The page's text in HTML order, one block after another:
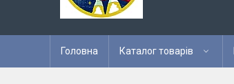
Головна Каталог товарів